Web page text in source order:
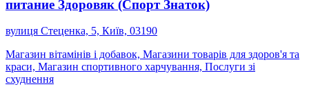
питание Здоровяк (Спорт Знаток)
вулиця Стеценка, 5, Київ, 03190
Магазин вітамінів і добавок, Магазини товарів для здоров'я та
краси, Магазин спортивного харчування, Послуги зі
схуднення